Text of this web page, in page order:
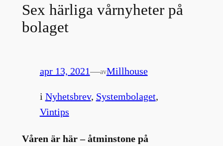
Sex härliga vårnyheter på
bolaget
apr 13, 2021—avMillhouse
i Nyhetsbrev, Systembolaget
Vintips
Våren är här – åtminstone på